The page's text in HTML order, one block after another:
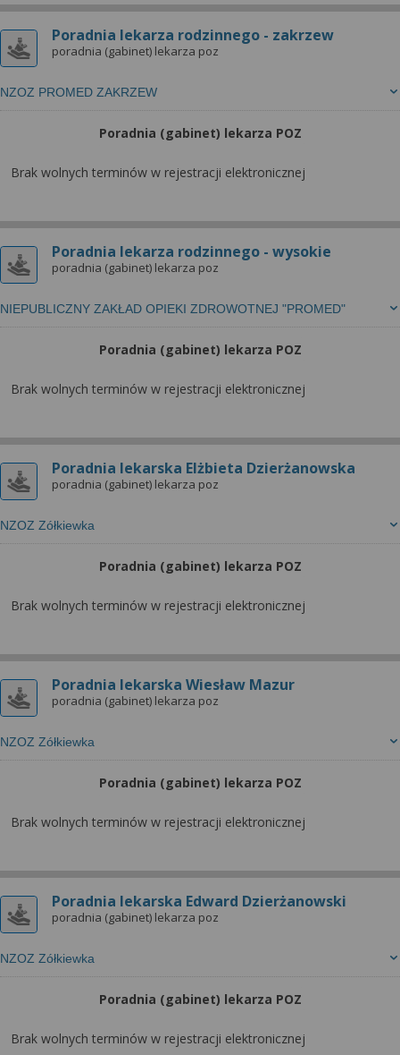
Poradnia lekarza rodzinnego - zakrzew
poradnia (gabinet) lekarza poz
NZOZ PROMED ZAKRZEW
Poradnia (gabinet) lekarza POZ
Brak wolnych terminów w rejestracji elektronicznej
Poradnia lekarza rodzinnego - wysokie
poradnia (gabinet) lekarza poz
NIEPUBLICZNY ZAKŁAD OPIEKI ZDROWOTNEJ "PROMED"
Poradnia (gabinet) lekarza POZ
Brak wolnych terminów w rejestracji elektronicznej
Poradnia lekarska Elżbieta Dzierżanowska
poradnia (gabinet) lekarza poz
NZOZ Zółkiewka
Poradnia (gabinet) lekarza POZ
Brak wolnych terminów w rejestracji elektronicznej
Poradnia lekarska Wiesław Mazur
poradnia (gabinet) lekarza poz
NZOZ Zółkiewka
Poradnia (gabinet) lekarza POZ
Brak wolnych terminów w rejestracji elektronicznej
Poradnia lekarska Edward Dzierżanowski
poradnia (gabinet) lekarza poz
NZOZ Zółkiewka
Poradnia (gabinet) lekarza POZ
Brak wolnych terminów w rejestracji elektronicznej
danych tylko w niektórych celach. Jeżeli chcesz
dowiedzieć się więcej lub chcesz przeprowadzić
konfigurację szczegółową, to możesz tego dokonać
za pomocą „Ustawień zaawansowanych”.
Więcej informacji na temat wykorzystywania
znajdziesz w Regulaminie Serwisu.